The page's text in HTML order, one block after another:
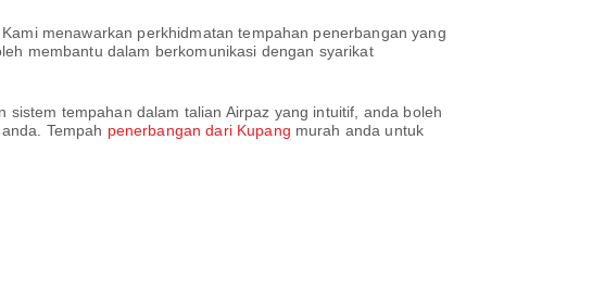
menawarkan perkhidmatan tempahan penerbangan yang
membantu dalam berkomunikasi dengan syarikat
tempahan dalam talian Airpaz yang intuitif, anda boleh
Tempah penerbangan dari Kupang murah anda untuk